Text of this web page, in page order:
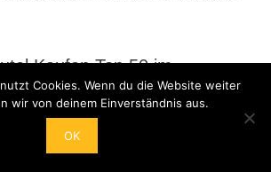
Kaufen Top 50 im
Kaufen
Bestseller - Test oder
März 2024
Cookies. Wenn du die Website weiter
wir von deinem Einverständnis aus.
OK